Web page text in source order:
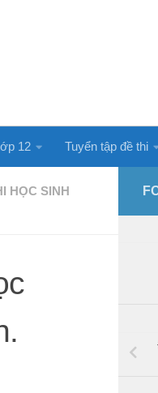
12 Tuyển tập đề thi
HỌC SINH